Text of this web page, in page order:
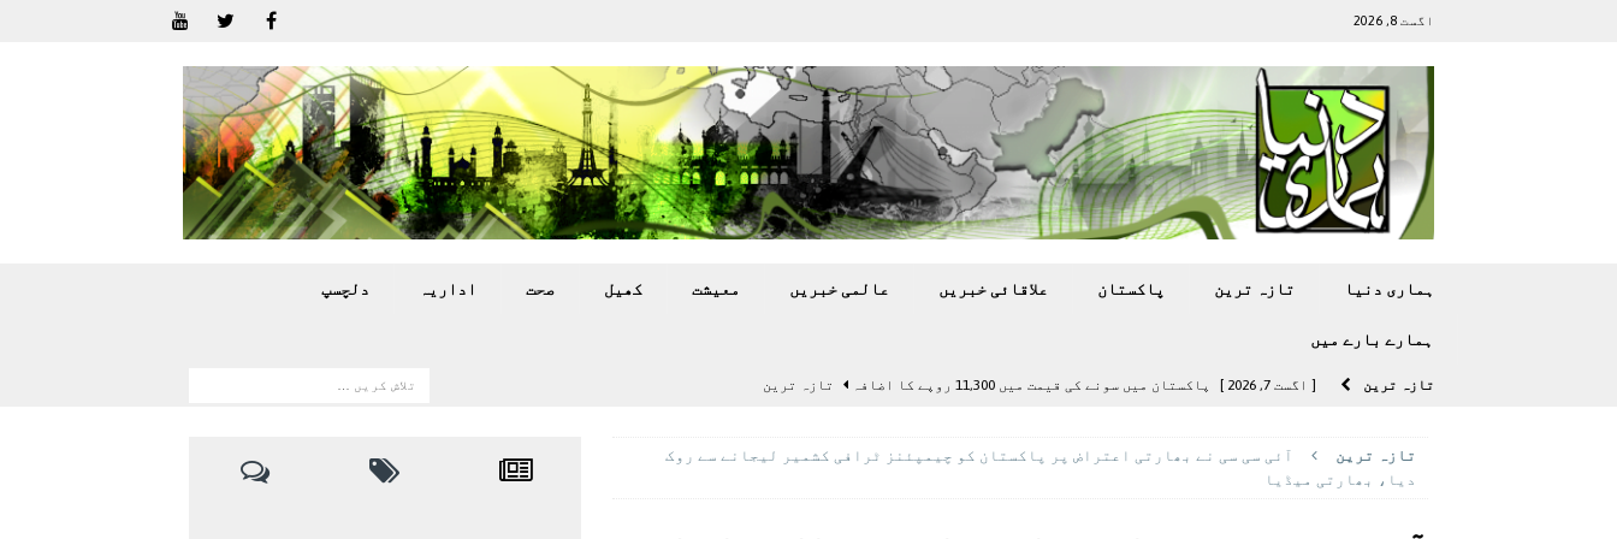
اگست 8, 2026
ہماری دنیا تازہ ترين پاکستان علاقائی خبريں عالمی خبريں معيشت کھيل صحت اداريہ دلچسپ
ہمارے بارے ميں
تازہ ترين [ اگست 7, 2026 ] پاکستان میں سونے کی قیمت میں 11,300 روپے کا اضافہ تازہ ترين
پاکستان
تازہ ترين
آئی سی سی نے بھارتی اعتراض پر پاکستان کو چیمپئنز ٹرافی کشمیر لیجانے سے روک
دیا، بھارتی میڈیا